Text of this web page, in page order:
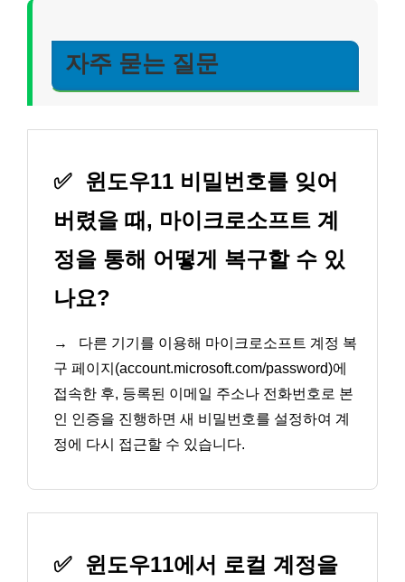
자주 묻는 질문
✅ 윈도우11 비밀번호를 잊어
버렸을 때, 마이크로소프트 계
정을 통해 어떻게 복구할 수 있
나요?
→
다른 기기를 이용해 마이크로소프트 계정 복
구 페이지(account.microsoft.com/password)에
접속한 후, 등록된 이메일 주소나 전화번호로 본
인 인증을 진행하면 새 비밀번호를 설정하여 계
정에 다시 접근할 수 있습니다.
✅ 윈도우11에서 로컬 계정을